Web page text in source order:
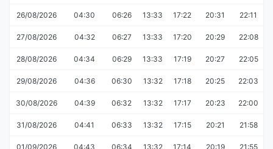
26/08/2026 04:30 06:26 13:33 17:22 20:31 22:11
27/08/2026 04:32 06:27 13:33 17:20 20:29 22:08
28/08/2026 04:34 06:29 13:33 17:19 20:27 22:05
29/08/2026 04:36 06:30 13:32 17:18 20:25 22:03
30/08/2026 04:39 06:32 13:32 17:17 20:23 22:00
31/08/2026 04:41 06:33 13:32 17:15 20:21 21:58
01/09/2026 04:43 06:34 13:32 17:14 20:19 21:55